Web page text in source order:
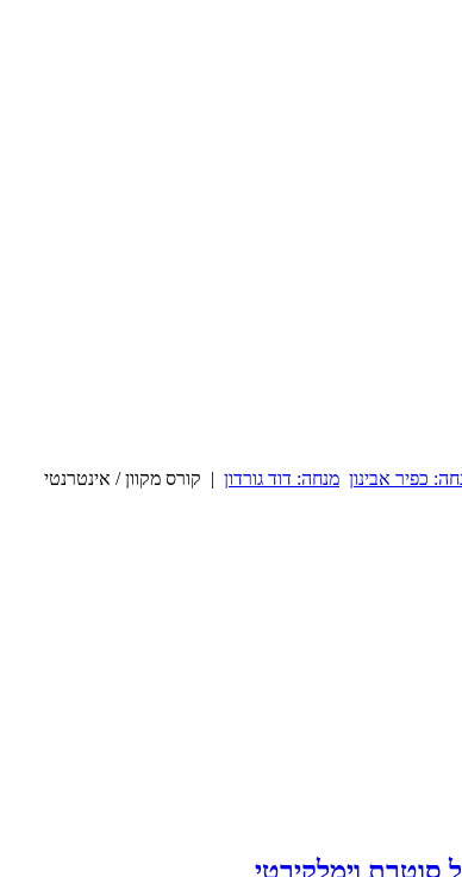
כפיר אבינון מנחה: דוד גורדון | קורס מקוון / אינטרנטי